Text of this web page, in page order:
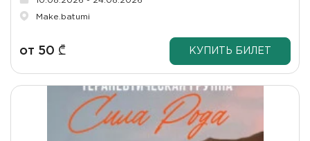
Make.batumi
от 50 ₾ КУПИТЬ БИЛЕТ